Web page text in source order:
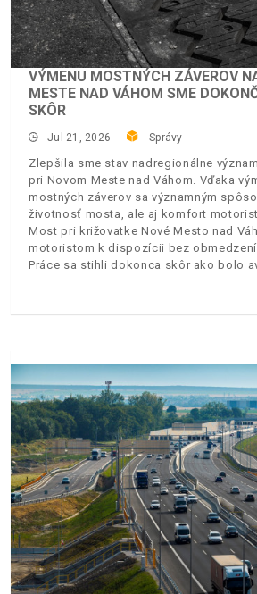
VÝMENU MOSTNÝCH ZÁVEROV
MESTE NAD VÁHOM SME
SKÔR
Jul 21, 2026 Správy
Zlepšila sme stav nadregionálne
pri Novom Meste nad Váhom. Vďaka
mostných záverov sa významným
životnosť mosta, ale aj komfort
Most pri križovatke Nové Mesto nad
motoristom k dispozícii bez
Práce sa stihli dokonca skôr ako bolo